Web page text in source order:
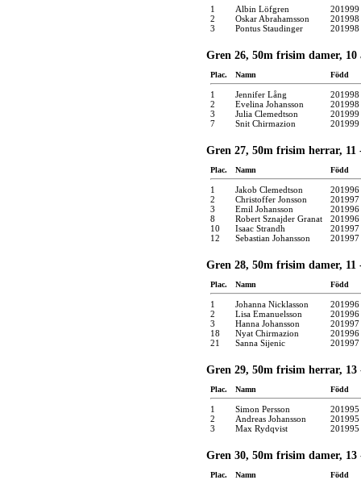
1 Albin Löfgren
201999
2
Oskar Abrahamsson
201998
3
Pontus Staudinger 201998
Gren 26, 50m frisim damer,
Plac. Namn Född
1 Jennifer Lång
201998
2
Evelina Johansson
201998
3
Julia Clemedtson
201999
7
Snit Chirmazion 201999
Gren 27, 50m frisim herrar, 11
Plac. Namn Född
1 Jakob Clemedtson
201996
2
Christoffer Jonsson
201997
3
Emil Johansson
201996
8
Robert Sznajder Granat
201996
10
Isaac Strandh
201997
12
Sebastian Johansson 201997
Gren 28, 50m frisim damer, 11
Plac. Namn Född
1 Johanna Nicklasson
201996
2
Lisa Emanuelsson
201996
3
Hanna Johansson
201997
18
Nyat Chirmazion
201996
21
Sanna Sijenic 201997
Gren 29, 50m frisim herrar, 13
Plac. Namn Född
1 Simon Persson
201995
2
Andreas Johansson
201995
3
Max Rydqvist 201995
Gren 30, 50m frisim damer,
Plac. Namn Född